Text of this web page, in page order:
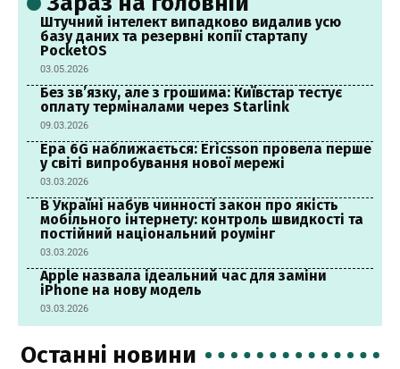
Штучний інтелект випадково видалив усю
базу даних та резервні копії стартапу
PocketOS
03.05.2026
Без зв’язку, але з грошима: Київстар тестує
оплату терміналами через Starlink
09.03.2026
Ера 6G наближається: Ericsson провела перше
у світі випробування нової мережі
03.03.2026
В Україні набув чинності закон про якість
мобільного інтернету: контроль швидкості та
постійний національний роумінг
03.03.2026
Apple назвала ідеальний час для заміни
iPhone на нову модель
03.03.2026
Останні новини